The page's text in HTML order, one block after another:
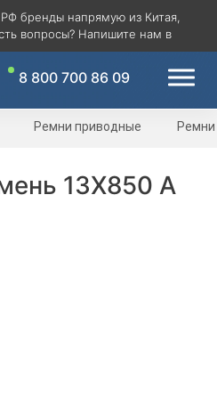
бренды напрямую из Китая,
вопросы? Напишите нам в
8 800 700 86 09
Ремни приводные
13Х850 A